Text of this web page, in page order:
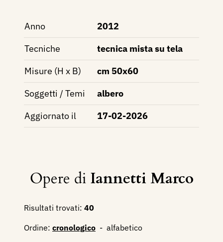
Anno
2012
Tecniche
tecnica mista su tela
Misure (H x B)
cm 50x60
Soggetti / Temi
albero
Aggiornato il
17-02-2026
Opere di Iannetti Marco
Risultati trovati: 40
Ordine: cronologico - alfabetico